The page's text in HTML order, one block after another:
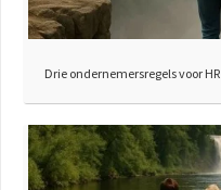
Drie ondernemersregels voor HR